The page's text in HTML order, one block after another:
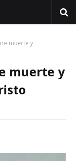
muerte y
muerte y